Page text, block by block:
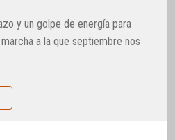
y un golpe de energía para
a la que septiembre nos